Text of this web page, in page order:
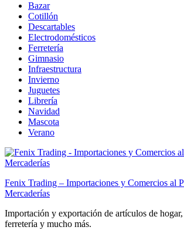
Bazar
Cotillón
Descartables
Electrodomésticos
Ferretería
Gimnasio
Infraestructura
Invierno
Juguetes
Librería
Navidad
Mascota
Verano
Fenix Trading – Importaciones y Comercios al
Mercaderías
Importación y exportación de artículos de hogar,
ferretería y mucho más.